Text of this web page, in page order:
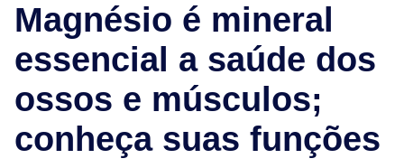
Magnésio é mineral
essencial a saúde dos
ossos e músculos;
conheça suas funções